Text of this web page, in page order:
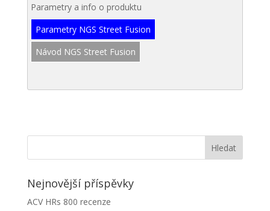
Parametry a info o produktu
Parametry NGS Street Fusion
Návod NGS Street Fusion
Nejnovější příspěvky
ACV HRs 800 recenze